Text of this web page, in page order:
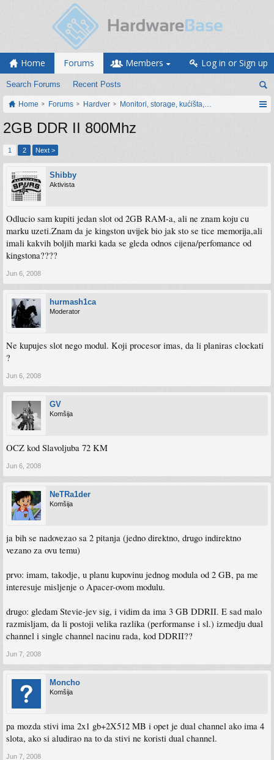
Home Forums
Search Forums Recent Posts
Members Log in or Sign up
Home Forums Hardver Monitori, storage, kućišta, periferija
2GB DDR II 800Mhz
1 2 Next >
Shibby
Aktivista
Odlucio sam kupiti jedan slot od 2GB RAM-a, ali ne znam koju cu
marku uzeti.Znam da je kingston uvijek bio jak sto se tice memorija,ali
imali kakvih boljih marki kada se gleda odnos cijena/perfomance od
kingstona????
Jun 6, 2008
hurmash1ca
Moderator
Ne kupujes slot nego modul. Koji procesor imas, da li planiras clockati
?
Jun 6, 2008
GV
Komšija
OCZ kod Slavoljuba 72 KM
Jun 6, 2008
NeTRa1der
Komšija
ja bih se nadovezao sa 2 pitanja (jedno direktno, drugo indirektno
vezano za ovu temu)
prvo: imam, takodje, u planu kupovinu jednog modula od 2 GB, pa me
interesuje misljenje o Apacer-ovom modulu.
drugo: gledam Stevie-jev sig, i vidim da ima 3 GB DDRII. E sad malo
razmisljam, da li postoji velika razlika (performanse i sl.) izmedju dual
channel i single channel nacinu rada, kod DDRII??
Jun 7, 2008
Moncho
Komšija
pa mozda stivi ima 2x1 gb+2X512 MB i opet je dual channel ako ima 4
slota, ako si aludirao na to da stivi ne koristi dual channel.
Jun 7, 2008